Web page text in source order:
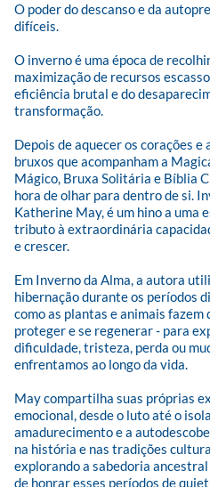
O poder do descanso e da
difíceis.
O inverno é uma época de
maximização de recursos
eficiência brutal e do
transformação.
Depois de aquecer os corações e
bruxos que acompanham a
Mágico, Bruxa Solitária e Bíblia
hora de olhar para dentro de si.
Katherine May, é um hino a uma
tributo à extraordinária
e crescer.
Em Inverno da Alma, a autora
hibernação durante os períodos
como as plantas e animais
proteger e se regenerar - para
dificuldade, tristeza, perda ou
enfrentamos ao longo da vida.
May compartilha suas próprias
emocional, desde o luto até o
amadurecimento e a
na história e nas tradições
explorando a sabedoria
de honrar esses períodos de